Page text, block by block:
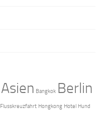
Asien Bangkok Berlin
Flusskreuzfahrt Hongkong Hotel Hund